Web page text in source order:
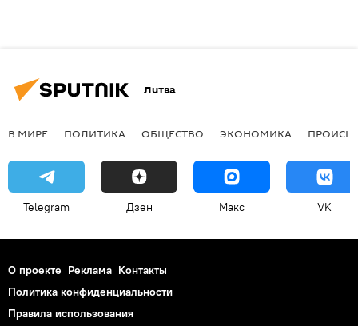
Литва
В МИРЕ ПОЛИТИКА ОБЩЕСТВО ЭКОНОМИКА
Telegram Дзен Макс VK
О проекте Реклама Контакты
Политика конфиденциальности
Правила использования